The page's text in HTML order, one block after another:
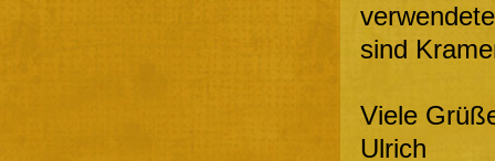
sind
Viele
Ulrich